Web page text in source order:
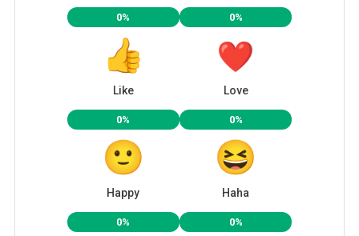
0%
Like
0%
Love
0%
Happy
0%
Haha
0% 0%